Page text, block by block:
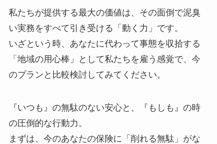
私たちが提供する最大の価値は、その面倒で泥臭
い実務をすべて引き受ける「動く力」です。
いざという時、あなたに代わって事態を収拾する
「地域の用心棒」として私たちを雇う感覚で、今
のプランと比較検討してみてください。
『いつも』の無駄のない安心と、『もしも』の時
の圧倒的な行動力。
まずは、今のあなたの保険に「削れる無駄」がな